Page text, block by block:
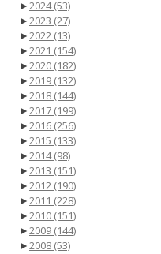
►2024(53)
►2023 (27)
►2022 (13)
►2021 (154)
►2020 (182)
►2019 (132)
►2018 (144)
►2017 (199)
►2016 (256)
►2015 (133)
►2014(98)
►2013 (151)
►2012 (190)
►2011 (228)
►2010 (151)
►2009 (144)
►2008 (53)